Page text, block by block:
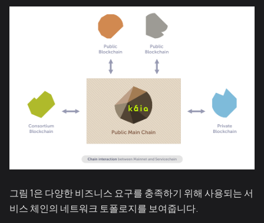
그림 1은 다양한 비즈니스 요구를 충족하기 위해 사용되는 서
비스 체인의 네트워크 토폴로지를 보여줍니다.